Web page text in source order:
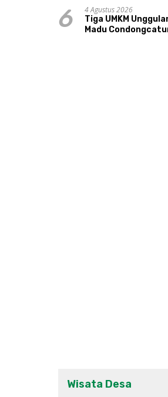
Ngipikrejo 1
6
4 Agustus 2026
Tiga UMKM
Madu
Wisata Desa